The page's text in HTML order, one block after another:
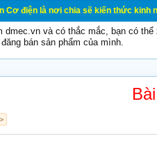
chia sẽ kiến thức kinh nghiệm
dmec.vn và có thắc mắc, bạn có
bán sản phẩm của mình.